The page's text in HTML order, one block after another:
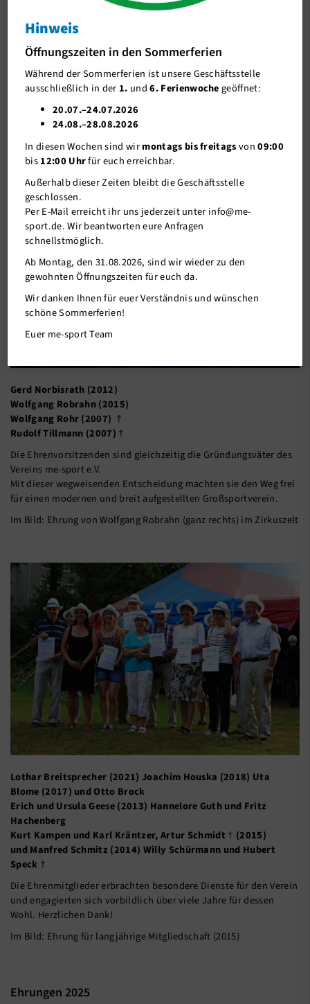
Freitag, 28. August 2026, um 18.30 Uhrim Zirkuszelt auf dem
Mitglieder für ihre sportlichen Leistungen sowie für besonderes
ehrenamtliches Engagement geehrt.
Die Teilnahme ist offen für alle Mitglieder.
Ehrenvorsitzende unseres Vereins und seine
Ehrenmitglieder
Gerd Norbisrath (2012)
Wolfgang Robrahn (2015)
Wolfgang Rohr (2007) †
Rudolf Tillmann (2007) †
Die Ehrenvorsitzenden sind gleichzeitig die Gründungsväter des
Vereins me-sport e.V.
Mit dieser wegweisenden Entscheidung machten sie den Weg frei
für einen modernen und breit aufgestellten Großsportverein.
Im Bild: Ehrung von Wolfgang Robrahn (ganz rechts) im Zirkuszelt
Lothar Breitsprecher (2021) Joachim Houska (2018) Uta
Blome (2017) und Otto Brock
Erich und Ursula Geese (2013) Hannelore Guth und Fritz
Hachenberg
Kurt Kampen und Karl Kräntzer, Artur Schmidt † (2015)
und Manfred Schmitz (2014) Willy Schürmann und Hubert
Speck †
Die Ehrenmitglieder erbrachten besondere Dienste für den Verein
und engagierten sich vorbildlich über viele Jahre für dessen
Wohl. Herzlichen Dank!
Im Bild: Ehrung für langjährige Mitgliedschaft (2015)
Ehrungen 2025
Aktuelles
Präsidium & Vorstand
Geschäftsstelle
Stellenangebote
Förderverein me-sport e.V.
Sponsoren
Mitgliederservice
Verantwortung
Hinweis
Öffnungszeiten in den Sommerferien
Während der Sommerferien ist unsere Geschäftsstelle
ausschließlich in der 1. und6. Ferienwochegeöffnet:
20.07.–24.07.2026
24.08.–28.08.2026
In diesen Wochen sind wirmontags bis freitagsvon09:00
bis12:00 Uhrfür euch erreichbar.
Außerhalb dieser Zeiten bleibt die Geschäftsstelle
geschlossen.
Per E-Mail erreicht ihr uns jederzeit unter info@me-
sport.de. Wir beantworten eure Anfragen
schnellstmöglich.
Ab Montag, den 31.08.2026, sind wir wieder zu den
gewohnten Öffnungszeiten für euch da.
Wir danken Ihnen für euer Verständnis und wünschen
schöne Sommerferien!
Euer me-sport Team